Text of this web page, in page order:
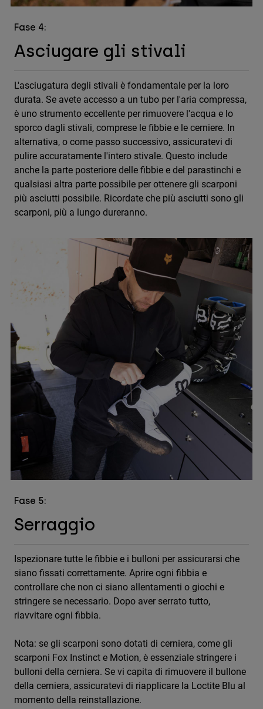
Fase 4:
Asciugare gli stivali
L'asciugatura degli stivali è fondamentale per la loro
durata. Se avete accesso a un tubo per l'aria compressa,
è uno strumento eccellente per rimuovere l'acqua e lo
sporco dagli stivali, comprese le fibbie e le cerniere. In
alternativa, o come passo successivo, assicuratevi di
pulire accuratamente l'intero stivale. Questo include
anche la parte posteriore delle fibbie e del parastinchi e
qualsiasi altra parte possibile per ottenere gli scarponi
più asciutti possibile. Ricordate che più asciutti sono gli
scarponi, più a lungo dureranno.
Fase 5:
Serraggio
Ispezionare tutte le fibbie e i bulloni per assicurarsi che
siano fissati correttamente. Aprire ogni fibbia e
controllare che non ci siano allentamenti o giochi e
stringere se necessario. Dopo aver serrato tutto,
riavvitare ogni fibbia.
Nota: se gli scarponi sono dotati di cerniera, come gli
scarponi Fox Instinct e Motion, è essenziale stringere i
bulloni della cerniera. Se vi capita di rimuovere il bullone
della cerniera, assicuratevi di riapplicare la Loctite Blu al
momento della reinstallazione.